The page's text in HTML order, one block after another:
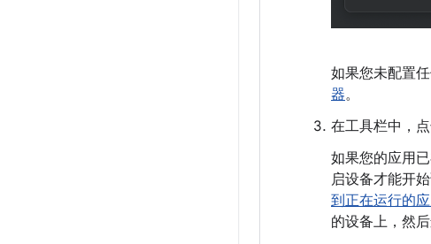
如果您未配置
器。
在工具栏中，
如果您的应用
启设备才能开
到正在运行的
的设备上，然后